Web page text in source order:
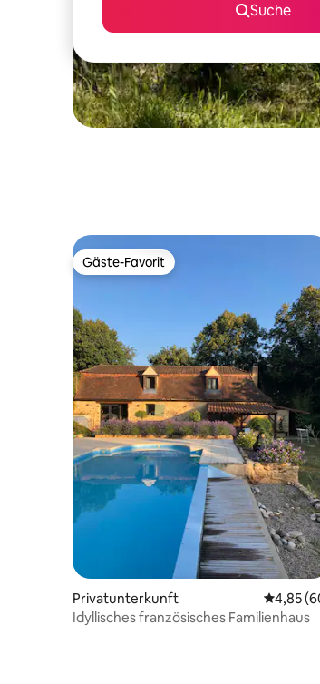
Suche
Gäste-Favorit
Gäste-Favorit
Privatunterkunft
4,85
Idyllisches französisches Familienhaus